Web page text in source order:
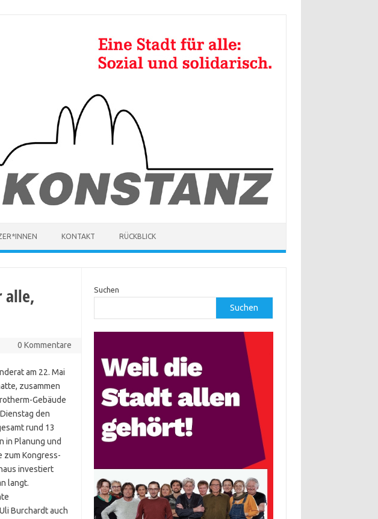
KONTAKT RÜCKBLICK
alle,
0 Kommentare
am 22. Mai
zusammen
Gebäude
den
rund 13
in Planung und
zum Kongress-
investiert
langt.
Burchardt auch
Suchen
Suchen